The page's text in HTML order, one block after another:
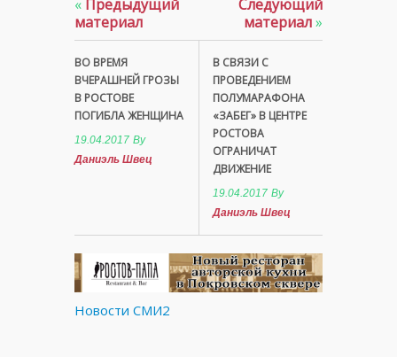
« Предыдущий
материал
ВО ВРЕМЯ
ВЧЕРАШНЕЙ ГРОЗЫ
В РОСТОВЕ
ПОГИБЛА ЖЕНЩИНА
19.04.2017 By
Даниэль Швец
Следующий
материал»
В СВЯЗИ С
ПРОВЕДЕНИЕМ
ПОЛУМАРАФОНА
«ЗАБЕГ» В ЦЕНТРЕ
РОСТОВА
ОГРАНИЧАТ
ДВИЖЕНИЕ
19.04.2017 By
Даниэль Швец
Новости СМИ2